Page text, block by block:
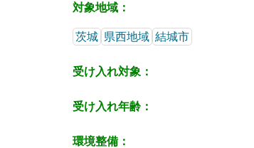
対象地域：
茨城 県西地域 結城市
受け入れ対象：
受け入れ年齢：
環境整備：